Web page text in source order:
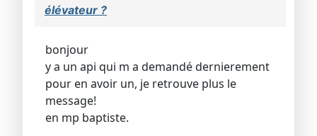
élévateur ?
bonjour
y a un api qui m a demandé dernierement
pour en avoir un, je retrouve plus le
message!
en mp baptiste.